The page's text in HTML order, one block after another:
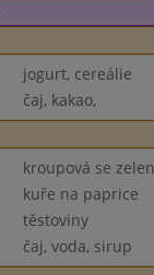
jogurt, cereálie
čaj, kakao,
kroupová se
kuře na paprice
těstoviny
čaj, voda, sirup